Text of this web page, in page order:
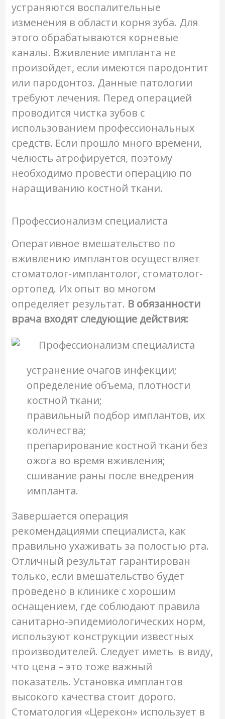
устраняются воспалительные
изменения в области корня зуба. Для
этого обрабатываются корневые
каналы. Вживление импланта не
произойдет, если имеются пародонтит
или пародонтоз. Данные патологии
требуют лечения. Перед операцией
проводится чистка зубов с
использованием профессиональных
средств. Если прошло много времени,
челюсть атрофируется, поэтому
необходимо провести операцию по
наращиванию костной ткани.
Профессионализм специалиста
Оперативное вмешательство по
вживлению имплантов осуществляет
стоматолог-имплантолог, стоматолог-
ортопед. Их опыт во многом
определяет результат. В обязанности
врача входят следующие действия:
устранение очагов инфекции;
определение объема, плотности
костной ткани;
правильный подбор имплантов, их
количества;
препарирование костной ткани без
ожога во время вживления;
сшивание раны после внедрения
импланта.
Завершается операция
рекомендациями специалиста, как
правильно ухаживать за полостью рта.
Отличный результат гарантирован
только, если вмешательство будет
проведено в клинике с хорошим
оснащением, где соблюдают правила
санитарно-эпидемиологических норм,
используют конструкции известных
производителей. Следует иметь в виду,
что цена – это тоже важный
показатель. Установка имплантов
высокого качества стоит дорого.
Стоматология «Церекон» использует в